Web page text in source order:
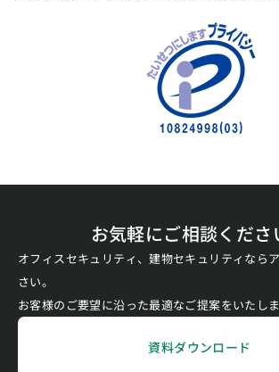
お気軽にご相談くださ
オフィスセキュリティ、建物セキュリティなら
さい。
お客様のご要望に沿った最適なご提案をいたしま
資料ダウンロード